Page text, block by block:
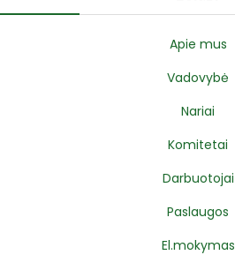
Apie mus
Vadovybė
Nariai
Komitetai
Darbuotojai
Paslaugos
El.mokymas